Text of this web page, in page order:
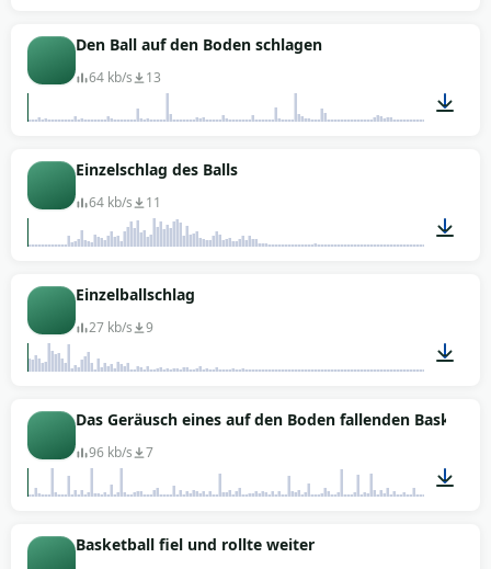
Den Ball auf den Boden schlagen
64 kb/s 13
Einzelschlag des Balls
64 kb/s 11
Einzelballschlag
27 kb/s 9
00:01
Das Geräusch eines auf den Boden fallenden
96 kb/s 7
Basketball fiel und rollte weiter